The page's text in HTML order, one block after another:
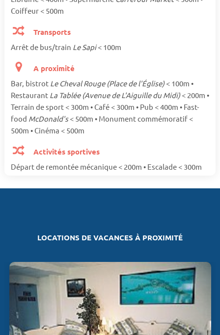
Coiffeur < 500m
Transports
Arrêt de bus/train Le Sapi< 100m
A proximité
Bar, bistrot Le Cheval Rouge (Place de l'Église) < 100m •
Restaurant La Tablée (Avenue de L'Aiguille du Midi) < 200m •
Terrain de sport < 300m • Café < 300m • Pub < 400m • Fast-
food McDonald's< 500m • Monument commémoratif <
500m • Cinéma < 500m
Activités sportives
Départ de remontée mécanique < 200m • Escalade < 300m
LOCATIONS DE VACANCES À PROXIMITÉ